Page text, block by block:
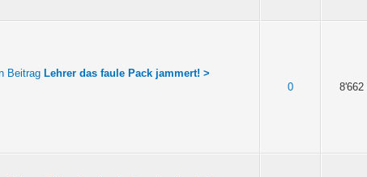
Lehrer das faule Pack jammert! >
0 8'662